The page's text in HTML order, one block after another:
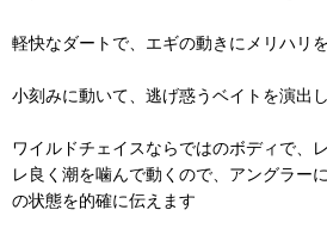
軽快なダートで、エギの動きにメリハリ
小刻みに動いて、逃げ惑うベイトを演出
ワイルドチェイスならではのボディで、
レ良く潮を噛んで動くので、アングラー
の状態を的確に伝えます